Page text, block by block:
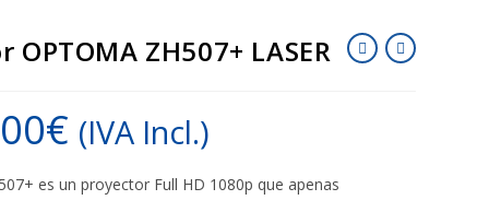
OPTOMA ZH507+ LASER
€ (IVA Incl.)
es un proyector Full HD 1080p que apenas